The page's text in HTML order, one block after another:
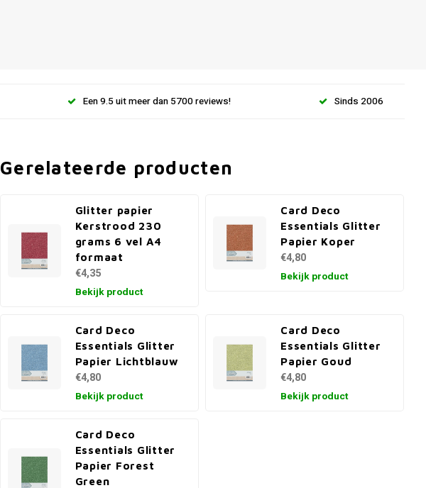
Een 9.5 uit meer dan 5700 reviews! Sinds 2006
Gerelateerde producten
Glitter papier
Kerstrood 230
grams 6 vel A4
formaat
€4,35
Bekijk product
Card Deco
Essentials Glitter
Papier Koper
€4,80
Bekijk product
Card Deco
Essentials Glitter
Papier Lichtblauw
€4,80
Bekijk product
Card Deco
Essentials Glitter
Papier Goud
€4,80
Bekijk product
Card Deco
Essentials Glitter
Papier Forest
Green